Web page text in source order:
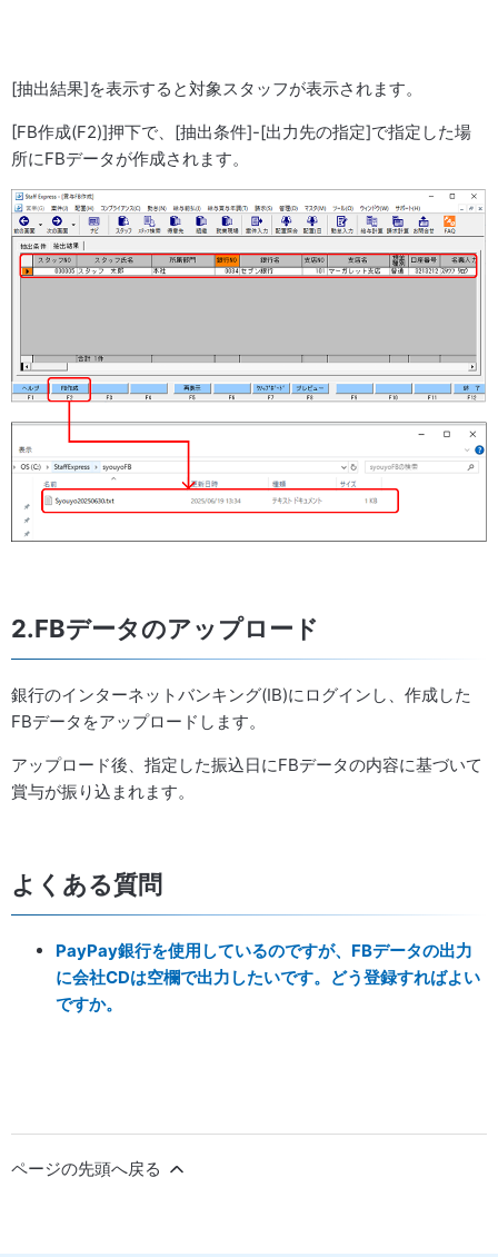
[抽出結果]を表示すると対象スタッフが表示されます。
[FB作成(F2)]押下で、[抽出条件]-[出力先の指定]で指定した場
所にFBデータが作成されます。
2.FBデータのアップロード
銀行のインターネットバンキング(IB)にログインし、作成した
FBデータをアップロードします。
アップロード後、指定した振込日にFBデータの内容に基づいて
賞与が振り込まれます。
よくある質問
PayPay銀行を使用しているのですが、FBデータの出力
に会社CDは空欄で出力したいです。どう登録すればよい
ですか。
ページの先頭へ戻る